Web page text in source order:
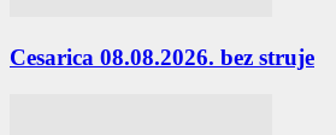
Cesarica 08.08.2026. bez struje